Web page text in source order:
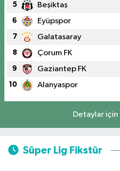
5 Beşiktaş
6 Eyüpspor
7 Galatasaray
8 Çorum FK
9 Gaziantep FK
10 Alanyaspor
Detaylar için
Süper Lig Fikstür